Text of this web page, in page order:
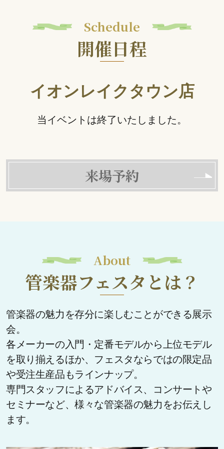
Schedule
開催日程
イオンレイクタウン店
当イベントは終了いたしました。
来場予約
About
管楽器フェスタとは？
管楽器の魅力を存分に楽しむことができる展示
会。
各メーカーの入門・定番モデルから上位モデル
を取り揃えるほか、フェスタならではの限定品
や受注生産品もラインナップ。
専門スタッフによるアドバイス、コンサートや
セミナーなど、様々な管楽器の魅力をお伝えし
ます。